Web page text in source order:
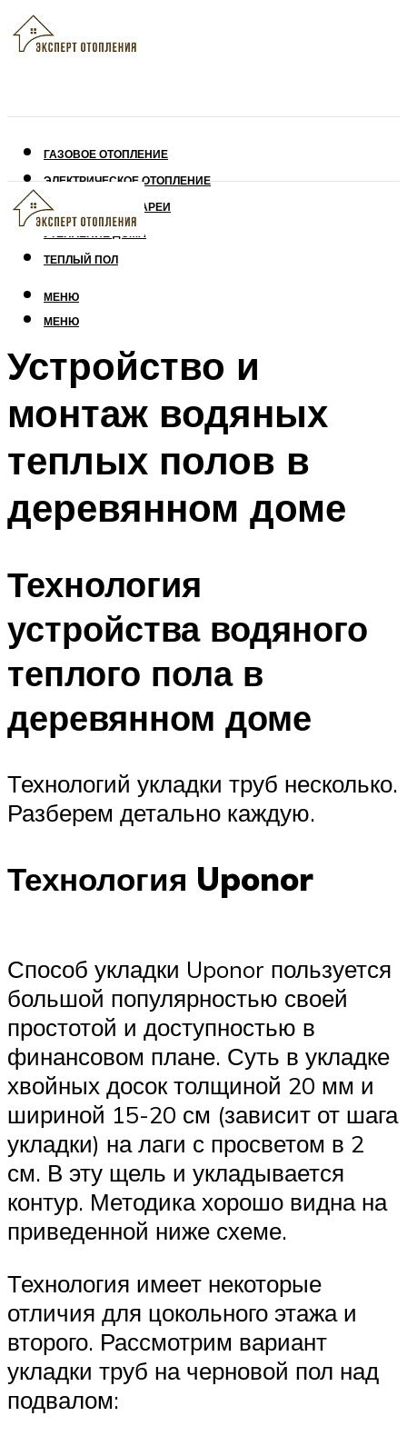
ГАЗОВОЕ ОТОПЛЕНИЕ
ЭЛЕКТРИЧЕСКОЕ ОТОПЛЕНИЕ
СОЛНЕЧНЫЕ БАТАРЕИ
УТЕПЛЕНИЕ ДОМА
ТЕПЛЫЙ ПОЛ
МЕНЮ
МЕНЮ
Устройство и
монтаж водяных
теплых полов в
деревянном доме
Технология
устройства водяного
теплого пола в
деревянном доме
Технологий укладки труб несколько.
Разберем детально каждую.
Технология Uponor
Способ укладки Uponor пользуется
большой популярностью своей
простотой и доступностью в
финансовом плане. Суть в укладке
хвойных досок толщиной 20 мм и
шириной 15-20 см (зависит от шага
укладки) на лаги с просветом в 2
см. В эту щель и укладывается
контур. Методика хорошо видна на
приведенной ниже схеме.
Технология имеет некоторые
отличия для цокольного этажа и
второго. Рассмотрим вариант
укладки труб на черновой пол над
подвалом: